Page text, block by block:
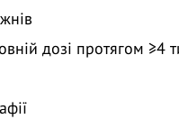
дозі протягом ≥4